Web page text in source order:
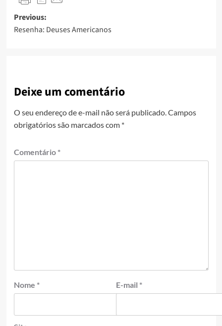
Previous:
Resenha: Deuses Americanos
Deixe um comentário
O seu endereço de e-mail não será publicado. Campos
obrigatórios são marcados com *
Comentário *
Nome * E-mail *